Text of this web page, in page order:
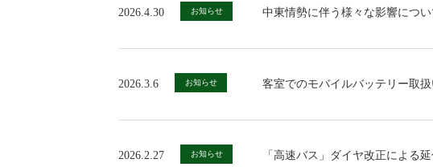
2026.4.30 お知らせ 中東情勢に伴う様々な影響につい
2026.3.6 お知らせ 客室でのモバイルバッテリー取
2026.2.27 お知らせ
「高速バス」ダイヤ改正による